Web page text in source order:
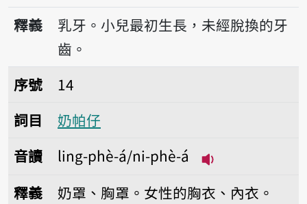
播放音讀ling-khí/ni-
釋義
乳牙。小兒最初生長，未經脫換的牙
齒。
序號14奶帕仔
序號
14
詞目
奶帕仔
音讀
ling-phè-á/ni-phè-á
釋義
奶罩、胸罩。女性的胸衣、內衣。